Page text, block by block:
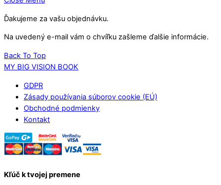
Ďakujeme za vašu objednávku.
Na uvedený e-mail vám o chvíľku zašleme ďalšie informácie.
Back To Top
MY BIG VISION BOOK
GDPR
Zásady používania súborov cookie (EÚ)
Obchodné podmienky
Kontakt
Kľúč k tvojej premene